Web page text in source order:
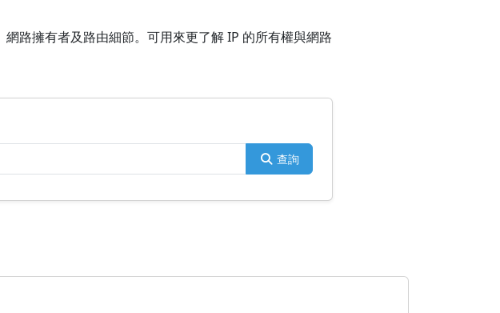
路擁有者及路由細節。可用來更了解 IP 的所有權與網路
查詢